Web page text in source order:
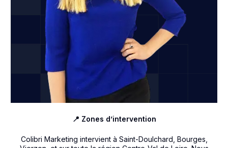
📍 Zones d’intervention
Colibri Marketing intervient à Saint-Doulchard, Bourges,